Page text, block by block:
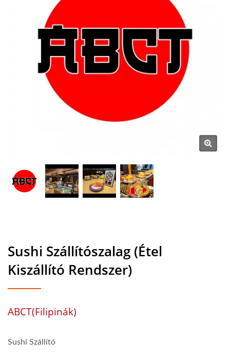
Sushi Szállítószalag (Étel
Kiszállító Rendszer)
ABCT(Filipinák)
Sushi Szállító